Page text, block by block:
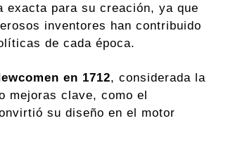
exacta para su creación, ya que
inventores han contribuido
de cada época.
en 1712, considerada la
mejoras clave, como el
su diseño en el motor